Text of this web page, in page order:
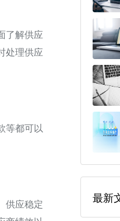
了解供应
处理供应
等都可以
供应稳定
最新